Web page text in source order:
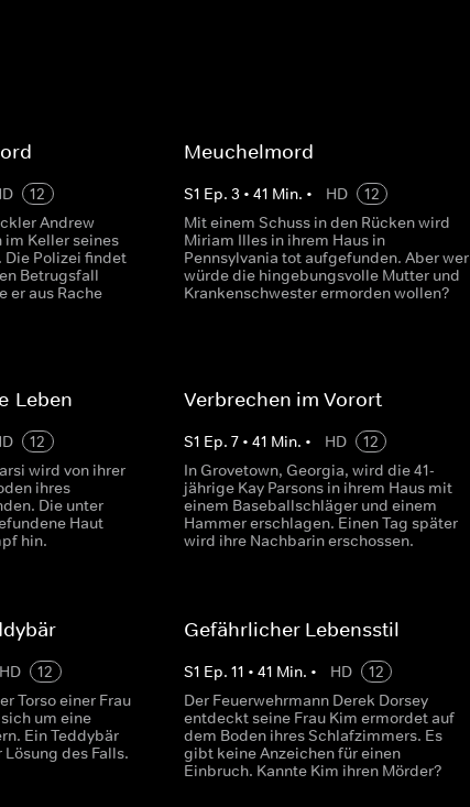
12
Andrew
im Keller seines
Die Polizei findet
Betrugsfall
er aus Rache
Meuchelmord
S1 Ep. 3 • 41 Min. • HD
12
Mit einem Schuss in den Rücken wird
Miriam Illes in ihrem Haus in
Pennsylvania tot aufgefunden. Aber wer
würde die hingebungsvolle Mutter und
Krankenschwester ermorden wollen?
Leben
12
wird von ihrer
ihres
Die unter
Haut
hin.
Verbrechen im Vorort
S1 Ep. 7• 41 Min. • HD
12
In Grovetown, Georgia, wird die 41-
jährige Kay Parsons in ihrem Haus mit
einem Baseballschläger und einem
Hammer erschlagen. Einen Tag später
wird ihre Nachbarin erschossen.
HD
12
Torso einer Frau
um eine
Ein Teddybär
des Falls.
Gefährlicher Lebensstil
S1 Ep. 11 • 41 Min. • HD
12
Der Feuerwehrmann Derek Dorsey
entdeckt seine Frau Kim ermordet auf
dem Boden ihres Schlafzimmers. Es
gibt keine Anzeichen für einen
Einbruch. Kannte Kim ihren Mörder?